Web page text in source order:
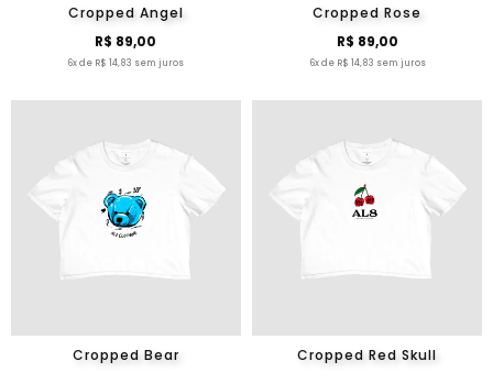
Cropped Angel
R$ 89,00
6x de R$ 14,83 sem juros
Cropped Rose
R$ 89,00
6x de R$ 14,83 sem juros
Cropped Bear
Cropped Red Skull